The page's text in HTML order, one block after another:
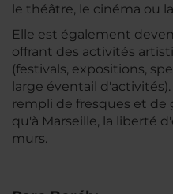
le théâtre, le cinéma ou
Elle est également
offrant des activités
(festivals, expositions,
large éventail
rempli de fresques et de
qu'à Marseille, la liberté
murs.